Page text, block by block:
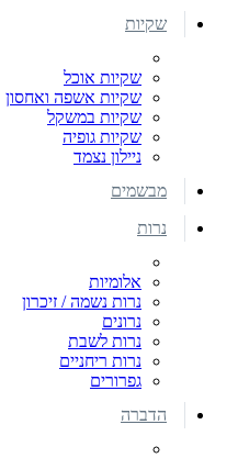
שקיות
שקיות אוכל
שקיות אשפה ואחסון
שקיות במשקל
שקיות גופיה
ניילון נצמד
מבשמים
נרות
אלומיות
נרות נשמה / זיכרון
נרונים
נרות לשבת
נרות ריחניים
גפרורים
הדברה